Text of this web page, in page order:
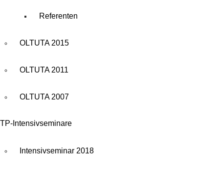
Referenten
OLTUTA 2015
OLTUTA 2011
OLTUTA 2007
TP-Intensivseminare
Intensivseminar 2018